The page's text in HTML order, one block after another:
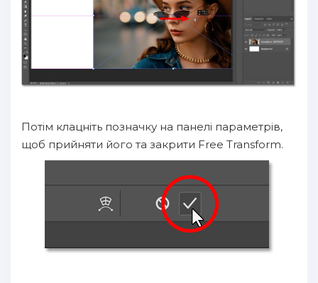
Потім клацніть позначку на панелі параметрів,
щоб прийняти його та закрити Free Transform.